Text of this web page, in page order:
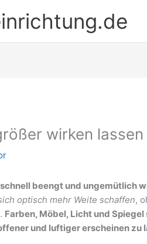
wirken lassen
beengt und ungemütlich
optisch mehr Weite schaffen,
Farben, Möbel, Licht und
und luftiger erscheinen zu